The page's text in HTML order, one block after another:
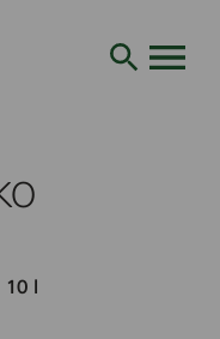
Siirry
l